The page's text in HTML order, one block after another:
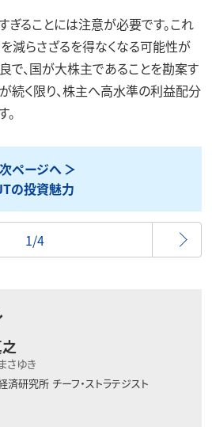
ることには注意が必要です。これ
減らさざるを得なくなる可能性が
で、国が大株主であることを勘案す
続く限り、株主へ高水準の利益配分
次ページへ
の投資魅力
1/4
さゆき
済研究所 チーフ・ストラテジスト